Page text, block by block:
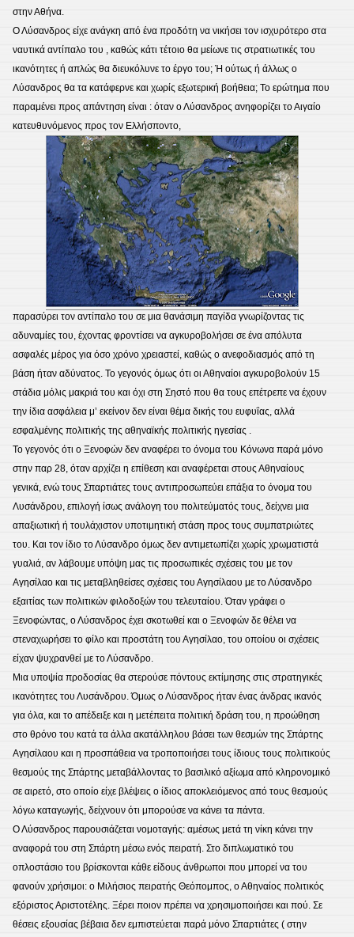
στην Αθήνα.
Ο Λύσανδρος είχε ανάγκη από ένα προδότη να νικήσει τον ισχυρότερο στα
ναυτικά αντίπαλο του , καθώς κάτι τέτοιο θα μείωνε τις στρατιωτικές του
ικανότητες ή απλώς θα διευκόλυνε το έργο του; Ή ούτως ή άλλως ο
Λύσανδρος θα τα κατάφερνε και χωρίς εξωτερική βοήθεια; Το ερώτημα που
παραμένει προς απάντηση είναι : όταν ο Λύσανδρος ανηφορίζει το Αιγαίο
κατευθυνόμενος προς τον Ελλήσποντο,
παρασύρει τον αντίπαλο του σε μια θανάσιμη παγίδα γνωρίζοντας τις
αδυναμίες του, έχοντας φροντίσει να αγκυροβολήσει σε ένα απόλυτα
ασφαλές μέρος για όσο χρόνο χρειαστεί, καθώς ο ανεφοδιασμός από τη
βάση ήταν αδύνατος. Το γεγονός όμως ότι οι Αθηναίοι αγκυροβολούν 15
στάδια μόλις μακριά του και όχι στη Σηστό που θα τους επέτρεπε να έχουν
την ίδια ασφάλεια μ’ εκείνον δεν είναι θέμα δικής του ευφυΐας, αλλά
εσφαλμένης πολιτικής της αθηναϊκής πολιτικής ηγεσίας .
Το γεγονός ότι ο Ξενοφών δεν αναφέρει το όνομα του Κόνωνα παρά μόνο
στην παρ 28, όταν αρχίζει η επίθεση και αναφέρεται στους Αθηναίους
γενικά, ενώ τους Σπαρτιάτες τους αντιπροσωπεύει επάξια το όνομα του
Λυσάνδρου, επιλογή ίσως ανάλογη του πολιτεύματός τους, δείχνει μια
απαξιωτική ή τουλάχιστον υποτιμητική στάση προς τους συμπατριώτες
του. Και τον ίδιο το Λύσανδρο όμως δεν αντιμετωπίζει χωρίς χρωματιστά
γυαλιά, αν λάβουμε υπόψη μας τις προσωπικές σχέσεις του με τον
Αγησίλαο και τις μεταβληθείσες σχέσεις του Αγησίλαου με το Λύσανδρο
εξαιτίας των πολιτικών φιλοδοξών του τελευταίου. Όταν γράφει ο
Ξενοφώντας, ο Λύσανδρος έχει σκοτωθεί και ο Ξενοφών δε θέλει να
στεναχωρήσει το φίλο και προστάτη του Αγησίλαο, του οποίου οι σχέσεις
είχαν ψυχρανθεί με το Λύσανδρο.
Μια υποψία προδοσίας θα στερούσε πόντους εκτίμησης στις στρατηγικές
ικανότητες του Λυσάνδρου. Όμως ο Λύσανδρος ήταν ένας άνδρας ικανός
για όλα, και το απέδειξε και η μετέπειτα πολιτική δράση του, η προώθηση
στο θρόνο του κατά τα άλλα ακατάλληλου βάσει των θεσμών της Σπάρτης
Αγησίλαου και η προσπάθεια να τροποποιήσει τους ίδιους τους πολιτικούς
θεσμούς της Σπάρτης μεταβάλλοντας το βασιλικό αξίωμα από κληρονομικό
σε αιρετό, στο οποίο είχε βλέψεις ο ίδιος αποκλειόμενος από τους θεσμούς
λόγω καταγωγής, δείχνουν ότι μπορούσε να κάνει τα πάντα.
Ο Λύσανδρος παρουσιάζεται νομοταγής: αμέσως μετά τη νίκη κάνει την
αναφορά του στη Σπάρτη μέσω ενός πειρατή. Στο διπλωματικό του
οπλοστάσιο του βρίσκονται κάθε είδους άνθρωποι που μπορεί να του
φανούν χρήσιμοι: ο Μιλήσιος πειρατής Θεόπομπος, ο Αθηναίος πολιτικός
εξόριστος Αριστοτέλης. Ξέρει ποιον πρέπει να χρησιμοποιήσει και πού. Σε
θέσεις εξουσίας βέβαια δεν εμπιστεύεται παρά μόνο Σπαρτιάτες ( στην